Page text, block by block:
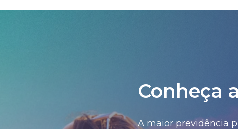
Conheça
A maior previdência